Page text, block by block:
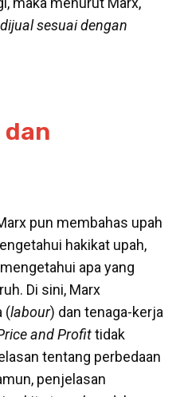
sesuai dengan
pun membahas upah
hakikat upah,
apa yang
Di sini, Marx
(labour) dan tenaga-kerja
and Profittidak
tentang perbedaan
penjelasan